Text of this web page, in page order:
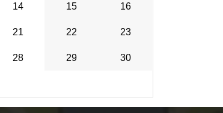
14 15 16
21 22 23
28 29 30